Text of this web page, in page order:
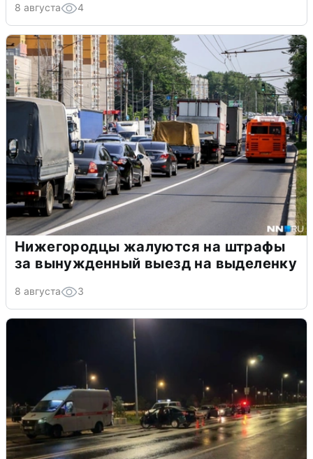
8 августа 4
Нижегородцы жалуются на штрафы
за вынужденный выезд на выделенку
8 августа 3